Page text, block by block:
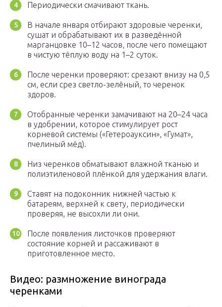
Периодически смачивают ткань.
В начале января отбирают здоровые черенки,
сушат и обрабатывают их в разведённой
марганцовке 10–12 часов, после чего помещают
в чистую тёплую воду на 1–2 суток.
После черенки проверяют: срезают внизу на 0,5
см, если срез светло-зелёный, то черенок
здоров.
Отобранные черенки замачивают на 20–24 часа
в удобрении, которое стимулирует рост
корневой системы («Гетероауксин», «Гумат»,
пчелиный мёд).
Низ черенков обматывают влажной тканью и
полиэтиленовой плёнкой для удержания влаги.
Ставят на подоконник нижней частью к
батареям, верхней к свету, периодически
проверяя, не высохли ли они.
После появления листочков проверяют
состояние корней и рассаживают в
приготовленное место.
Видео: размножение винограда
черенками